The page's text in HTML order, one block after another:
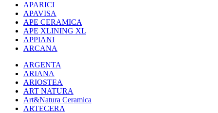
APARICI
APAVISA
APE CERAMICA
APE XLINING XL
APPIANI
ARCANA
ARGENTA
ARIANA
ARIOSTEA
ART NATURA
Art&Natura Ceramica
ARTECERA